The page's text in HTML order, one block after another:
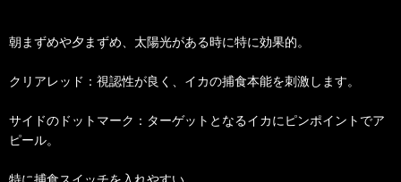
朝まずめや夕まずめ、太陽光がある時に特に効果的。
クリアレッド：視認性が良く、イカの捕食本能を刺激します。
サイドのドットマーク：ターゲットとなるイカにピンポイントでア
ピール。
特に捕食スイッチを入れやすい。